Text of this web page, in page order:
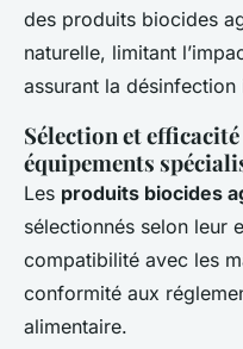
des produits biocides
naturelle, limitant
assurant la
Sélection et
équipements
Les produits biocides
sélectionnés selon leur
compatibilité avec les
conformité aux
alimentaire.